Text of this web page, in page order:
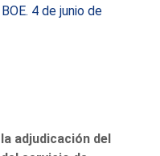
4 de junio de
adjudicación del